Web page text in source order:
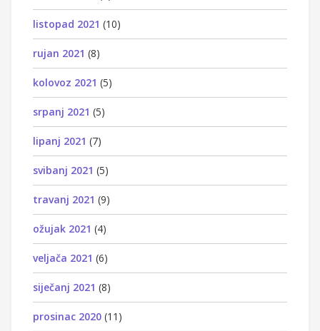
listopad 2021 (10)
rujan 2021 (8)
kolovoz 2021 (5)
srpanj 2021 (5)
lipanj 2021 (7)
svibanj 2021 (5)
travanj 2021 (9)
ožujak 2021 (4)
veljača 2021 (6)
siječanj 2021 (8)
prosinac 2020 (11)